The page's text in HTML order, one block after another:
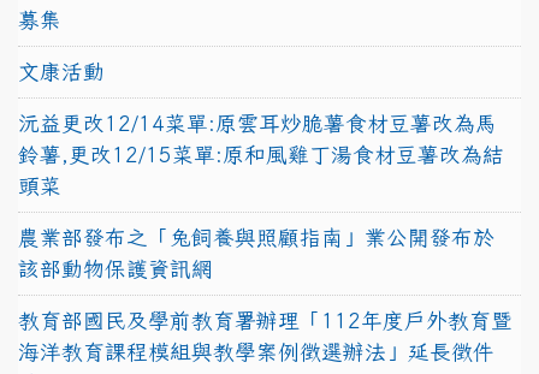
募集
文康活動
沅益更改12/14菜單:原雲耳炒脆薯食材豆薯改為馬
鈴薯,更改12/15菜單:原和風雞丁湯食材豆薯改為結
頭菜
農業部發布之「兔飼養與照顧指南」業公開發布於
該部動物保護資訊網
教育部國民及學前教育署辦理「112年度戶外教育暨
海洋教育課程模組與教學案例徵選辦法」延長徵件